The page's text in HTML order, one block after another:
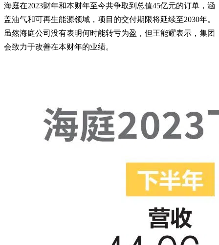
海庭在2023财年和本财年至今共争取到总值45亿元的订单，涵
盖油气和可再生能源领域，项目的交付期限将延续至2030年。
虽然海庭公司没有表明何时能转亏为盈，但王能耀表示，集团
会致力于改善在本财年的业绩。